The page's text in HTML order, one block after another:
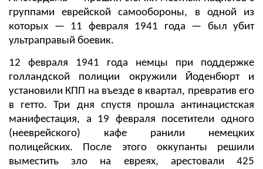
группами еврейской самообороны, в одной из
которых — 11 февраля 1941 года — был убит
ультраправый боевик.
12 февраля 1941 года немцы при поддержке
голландской полиции окружили Йоденбюрт и
установили КПП на въезде в квартал, превратив его
в гетто. Три дня спустя прошла антинацистская
манифестация, а 19 февраля посетители одного
(нееврейского) кафе ранили немецких
полицейских. После этого оккупанты решили
выместить зло на евреях, арестовали 425